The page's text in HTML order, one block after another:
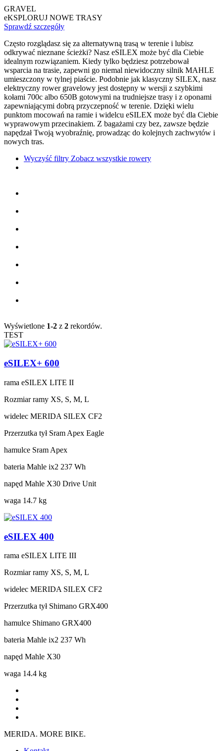
GRAVEL
eKSPLORUJ NOWE TRASY
Sprawdź szczegóły
Często rozglądasz się za alternatywną trasą w terenie i lubisz
odkrywać nieznane ścieżki? Nasz eSILEX może być dla Ciebie
idealnym rozwiązaniem. Kiedy tylko będziesz potrzebował
wsparcia na trasie, zapewni go niemal niewidoczny silnik MAHLE
umieszczony w tylnej piaście. Podobnie jak klasyczny SILEX, nasz
elektryczny rower gravelowy jest dostępny w wersji z szybkimi
kołami 700c albo 650B gotowymi na trudniejsze trasy i z oponami
zapewniającymi dobrą przyczepność w terenie. Dzięki wielu
punktom mocowań na ramie i widelcu eSILEX może być dla Ciebie
wyprawowym przecinakiem. Z bagażami czy bez, zawsze będzie
napędzał Twoją wyobraźnię, prowadząc do kolejnych zachwytów i
nowych tras.
Wyczyść filtry Zobacz wszystkie rowery
Wyświetlone 1-2 z 2 rekordów.
TEST
eSILEX+ 600
rama eSILEX LITE II
Rozmiar ramy XS, S, M, L
widelec MERIDA SILEX CF2
Przerzutka tył Sram Apex Eagle
hamulce Sram Apex
bateria Mahle ix2 237 Wh
napęd Mahle X30 Drive Unit
waga 14.7 kg
eSILEX 400
rama eSILEX LITE III
Rozmiar ramy XS, S, M, L
widelec MERIDA SILEX CF2
Przerzutka tył Shimano GRX400
hamulce Shimano GRX400
bateria Mahle ix2 237 Wh
napęd Mahle X30
waga 14.4 kg
MERIDA. MORE BIKE.